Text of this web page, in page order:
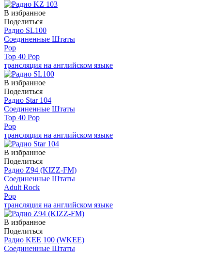
В избранное
Поделиться
Радио SL100
Соединенные Штаты
Pop
Top 40 Pop
трансляция на английском языке
В избранное
Поделиться
Радио Star 104
Соединенные Штаты
Top 40 Pop
Pop
трансляция на английском языке
В избранное
Поделиться
Радио Z94 (KIZZ-FM)
Соединенные Штаты
Adult Rock
Pop
трансляция на английском языке
В избранное
Поделиться
Радио KEE 100 (WKEE)
Соединенные Штаты